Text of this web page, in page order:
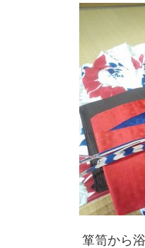
箪笥から